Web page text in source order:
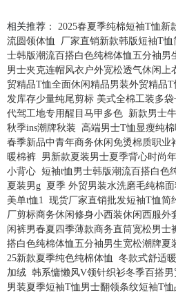
相关推荐： 2025春夏季纯棉短袖T恤新
流圆领体恤
厂家直销新款韩版短袖T
士韩版潮流百搭白色纯棉体恤五分袖男
男士夹克连帽风衣户外宽松透气休闲上
贸精品T恤全面休闲精品男装外贸精品
发库存少量纯尾剪标 美式全棉工装多
代驾工地专用醒目马甲多色 新款男士
秋季ins潮牌秋装 高端男士T恤显瘦纯
春季新品中青年商务休闲免烫棉质职业
暖棉裤 男新款夏装男士夏季背心时尚
小背心 短袖t恤男士韩版潮流百搭白色
夏装男g 夏季 外贸男装水洗磨毛纯棉
美单t恤1
现货厂家直销批发短袖T恤简
厂剪标商务休闲修身小西装休闲西服外
闲裤男春夏四季薄款商务直筒宽松男士
搭白色纯棉体恤五分袖男生宽松潮牌夏
25新款夏季纯色纯棉体恤
冬款式舒适
加绒 韩系慵懒风V领针织衫冬季百搭
男装夏季短袖T恤男士翻领条纹短袖T